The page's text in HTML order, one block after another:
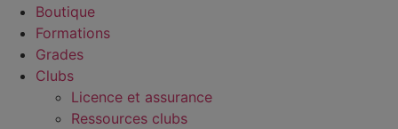
Boutique
Formations
Grades
Clubs
Licence et assurance
Ressources clubs